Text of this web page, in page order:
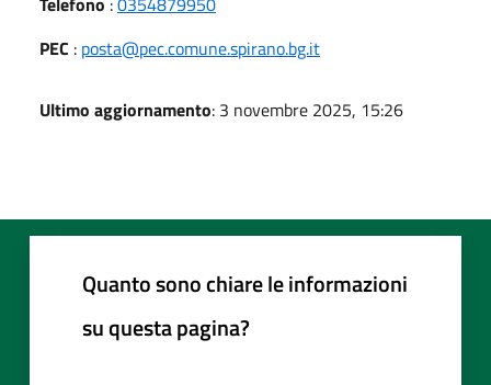
PEC : posta@pec.comune.spirano.bg.it
Ultimo aggiornamento: 3 novembre 2025, 15:26
Quanto sono chiare le informazioni
su questa pagina?